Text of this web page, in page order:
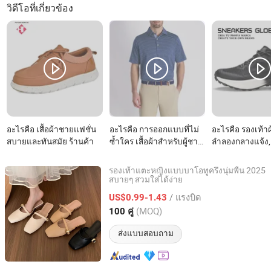
วิดีโอที่เกี่ยวข้อง
อะไรคือ เสื้อผ้าชายแฟชั่น
สบายและทันสมัย ร้านค้า
อะไรคือ การออกแบบที่ไม่
ซ้ำใคร เสื้อผ้าสำหรับผู้ชาย
สไตล์แฟชั่นลำลอง
อะไรคือ รองเท้
ลำลองกลางแจ้ง
ผลิต OEM ODM
รองเท้าแตะหญิงแบบบาโอทูครึ่งนุ่มพื้น 2025
สบายๆ สวมใส่ได้ง่าย
US$0.99-1.43 / แรงบิด
100 คู่ (MOQ)
ส่งแบบสอบถาม
JinJiang Nilong Group Co., Limited
Fujian, China อัตราจาก 2024